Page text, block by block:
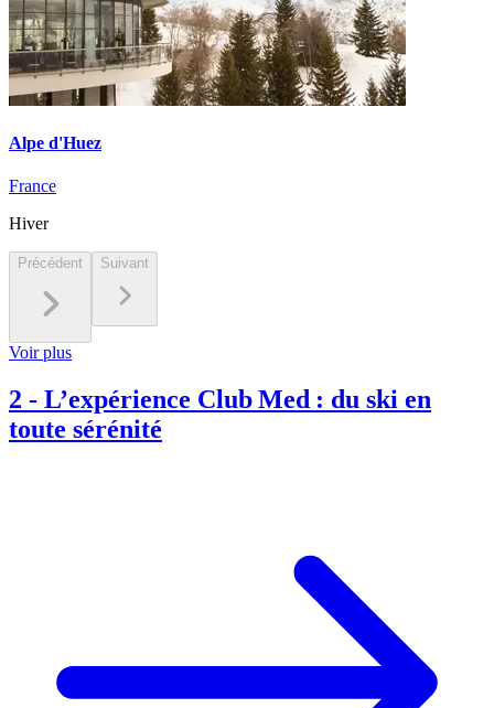
Alpe d'Huez
France
Hiver
Précédent Suivant
Voir plus
2 - L’expérience Club Med : du ski en
toute sérénité